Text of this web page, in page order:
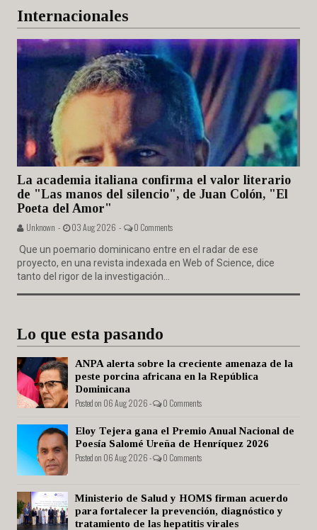
Internacionales
La academia italiana confirma el valor literario
de "Las manos del silencio", de Juan Colón, "El
Poeta del Amor"
Unknown - 03 Aug 2026 - 0 Comments
Que un poemario dominicano entre en el radar de ese
proyecto, en una revista indexada en Web of Science, dice
tanto del rigor de la investigación...
Lo que esta pasando
ANPA alerta sobre la creciente amenaza de la
peste porcina africana en la República
Dominicana
Posted on 06 Aug 2026 - 0 Comments
Eloy Tejera gana el Premio Anual Nacional de
Poesía Salomé Ureña de Henríquez 2026
Posted on 06 Aug 2026 - 0 Comments
Ministerio de Salud y HOMS firman acuerdo
para fortalecer la prevención, diagnóstico y
tratamiento de las hepatitis virales